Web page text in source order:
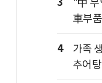
車부
4
가족
추어